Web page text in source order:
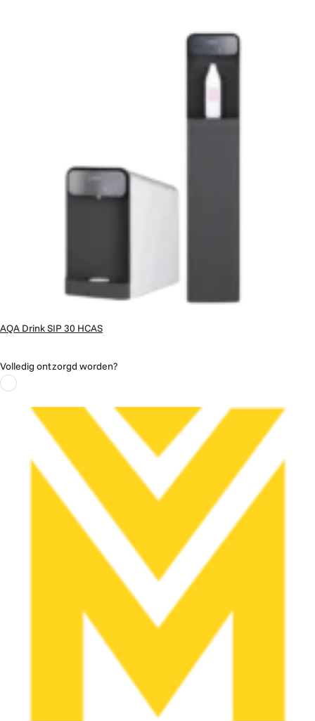
AQA Drink SIP 30 HCAS
Volledig ontzorgd worden?